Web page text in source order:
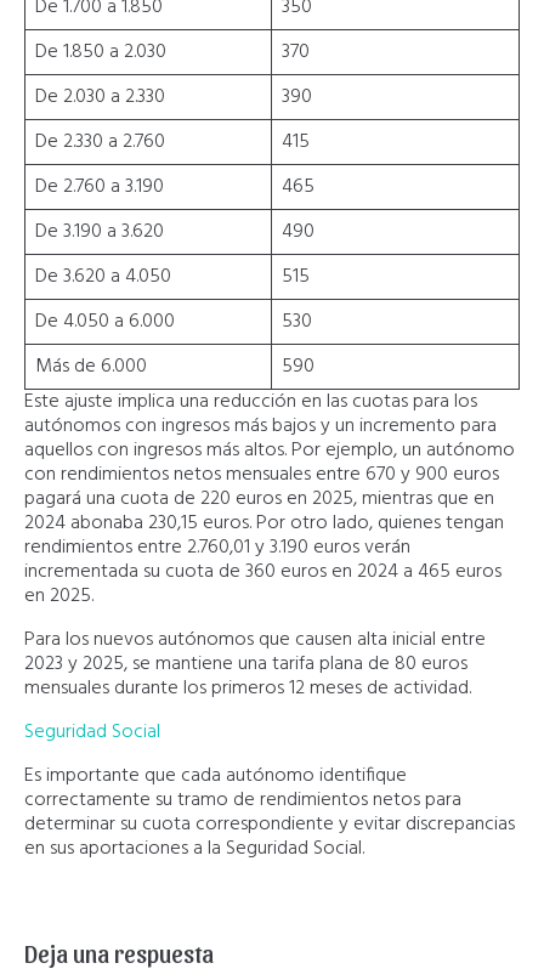
De 1.700 a 1.850
350
De 1.850 a 2.030
370
De 2.030 a 2.330
390
De 2.330 a 2.760
415
De 2.760 a 3.190
465
De 3.190 a 3.620
490
De 3.620 a 4.050
515
De 4.050 a 6.000
530
Más de 6.000
590
Este ajuste implica una reducción en las cuotas para los
autónomos con ingresos más bajos y un incremento para
aquellos con ingresos más altos. Por ejemplo, un autónomo
con rendimientos netos mensuales entre 670 y 900 euros
pagará una cuota de 220 euros en 2025, mientras que en
2024 abonaba 230,15 euros. Por otro lado, quienes tengan
rendimientos entre 2.760,01 y 3.190 euros verán
incrementada su cuota de 360 euros en 2024 a 465 euros
en 2025.
Para los nuevos autónomos que causen alta inicial entre
2023 y 2025, se mantiene una tarifa plana de 80 euros
mensuales durante los primeros 12 meses de actividad.
Seguridad Social
Es importante que cada autónomo identifique
correctamente su tramo de rendimientos netos para
determinar su cuota correspondiente y evitar discrepancias
en sus aportaciones a la Seguridad Social.
Deja una respuesta